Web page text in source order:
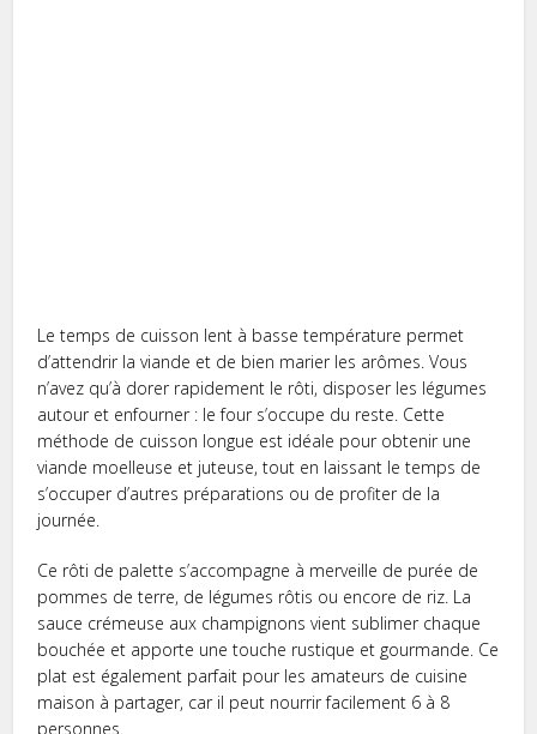
Le temps de cuisson lent à basse température permet
d’attendrir la viande et de bien marier les arômes. Vous
n’avez qu’à dorer rapidement le rôti, disposer les légumes
autour et enfourner : le four s’occupe du reste. Cette
méthode de cuisson longue est idéale pour obtenir une
viande moelleuse et juteuse, tout en laissant le temps de
s’occuper d’autres préparations ou de profiter de la
journée.
Ce rôti de palette s’accompagne à merveille de purée de
pommes de terre, de légumes rôtis ou encore de riz. La
sauce crémeuse aux champignons vient sublimer chaque
bouchée et apporte une touche rustique et gourmande. Ce
plat est également parfait pour les amateurs de cuisine
maison à partager, car il peut nourrir facilement 6 à 8
personnes.